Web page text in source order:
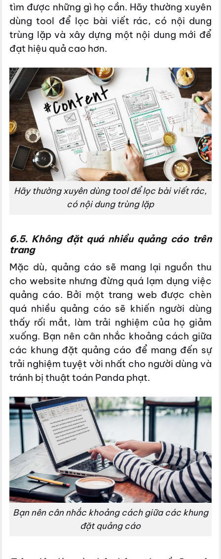
tìm được những gì họ cần. Hãy thường xuyên
dùng tool để lọc bài viết rác, có nội dung
trùng lặp và xây dựng một nội dung mới để
đạt hiệu quả cao hơn.
Hãy thường xuyên dùng tool để lọc bài viết rác,
có nội dung trùng lặp
6.5. Không đặt quá nhiều quảng cáo trên
trang
Mặc dù, quảng cáo sẽ mang lại nguồn thu
cho website nhưng đừng quá lạm dụng việc
quảng cáo. Bởi một trang web được chèn
quá nhiều quảng cáo sẽ khiến người dùng
thấy rối mắt, làm trải nghiệm của họ giảm
xuống. Bạn nên cân nhắc khoảng cách giữa
các khung đặt quảng cáo để mang đến sự
trải nghiệm tuyệt vời nhất cho người dùng và
tránh bị thuật toán Panda phạt.
Bạn nên cân nhắc khoảng cách giữa các khung
đặt quảng cáo